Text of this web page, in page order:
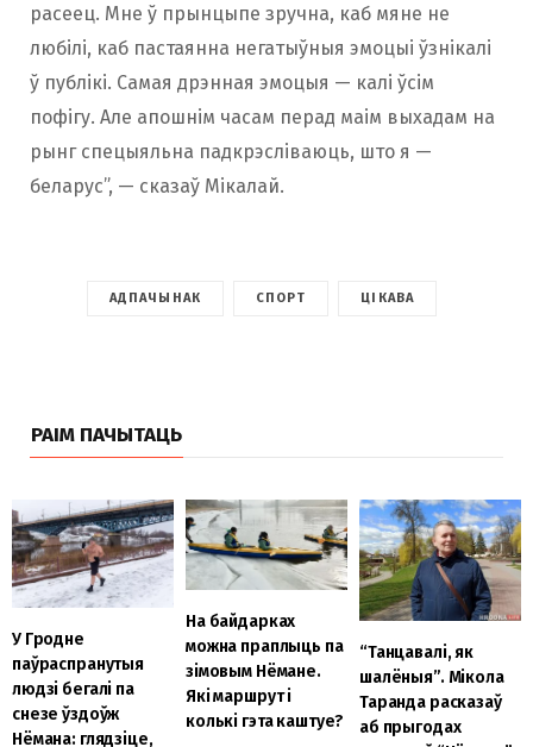
расеец. Мне ў прынцыпе зручна, каб мяне не
любілі, каб пастаянна негатыўныя эмоцыі ўзнікалі
ў публікі. Самая дрэнная эмоцыя — калі ўсім
пофігу. Але апошнім часам перад маім выхадам на
рынг спецыяльна падкрэсліваюць, што я —
беларус”, — сказаў Мікалай.
АДПАЧЫНАК СПОРТ ЦІКАВА
РАІМ ПАЧЫТАЦЬ
У Гродне
паўраспранутыя
людзі бегалі па
снезе ўздоўж
Нёмана: глядзіце,
На байдарках
можна праплыць па
зімовым Нёмане.
Які маршрут і
колькі гэта каштуе?
“Танцавалі, як
шалёныя”. Мікола
Таранда расказаў
аб прыгодах